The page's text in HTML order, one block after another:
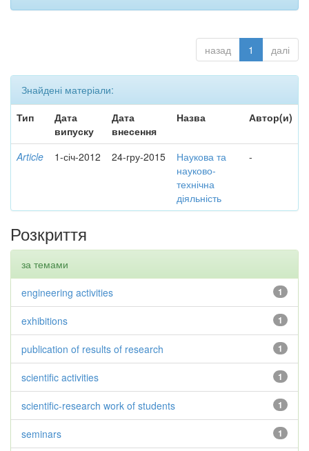
назад 1 далі
Знайдені матеріали:
Тип
Дата
випуску
Дата
внесення
Назва Автор(и)
Article 1-січ-2012 24-гру-2015
Наукова та
науково-
технічна
діяльність
-
Розкриття
за темами
1
engineering activities
1
exhibitions
1
publication of results of research
1
scientific activities
1
scientific-research work of students
1
seminars